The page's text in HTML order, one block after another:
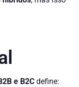
e B2C define: